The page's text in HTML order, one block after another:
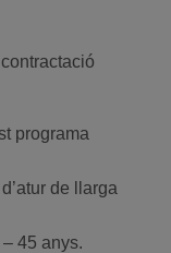
programa
de llarga
45 anys.